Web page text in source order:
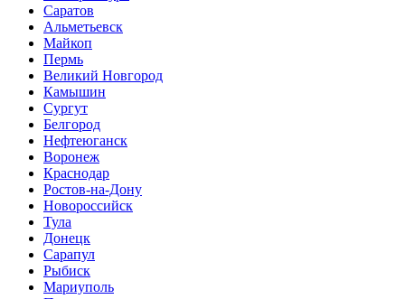
Саратов
Альметьевск
Майкоп
Пермь
Великий Новгород
Камышин
Сургут
Белгород
Нефтеюганск
Воронеж
Краснодар
Ростов-на-Дону
Новороссийск
Тула
Донецк
Сарапул
Рыбиск
Мариуполь